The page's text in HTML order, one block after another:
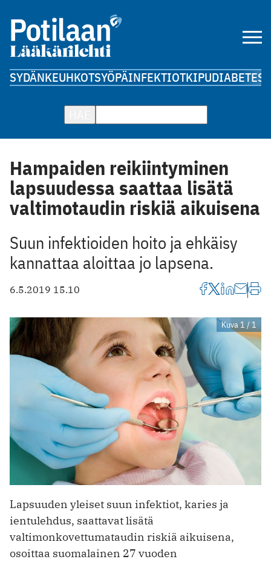
SYDÄNKEUHKOTSYÖPÄINFEKTIOTKIPUDIABETES
Hampaiden reikiintyminen
lapsuudessa saattaa lisätä
valtimotaudin riskiä aikuisena
Suun infektioiden hoito ja ehkäisy
kannattaa aloittaa jo lapsena.
6.5.2019 15.10
Kuva 1 / 1
Lapsuuden yleiset suun infektiot, karies ja
ientulehdus, saattavat lisätä
valtimonkovettumataudin riskiä aikuisena,
osoittaa suomalainen 27 vuoden